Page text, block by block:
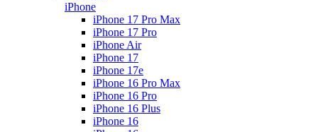
iPhone
iPhone 17 Pro Max
iPhone 17 Pro
iPhone Air
iPhone 17
iPhone 17e
iPhone 16 Pro Max
iPhone 16 Pro
iPhone 16 Plus
iPhone 16